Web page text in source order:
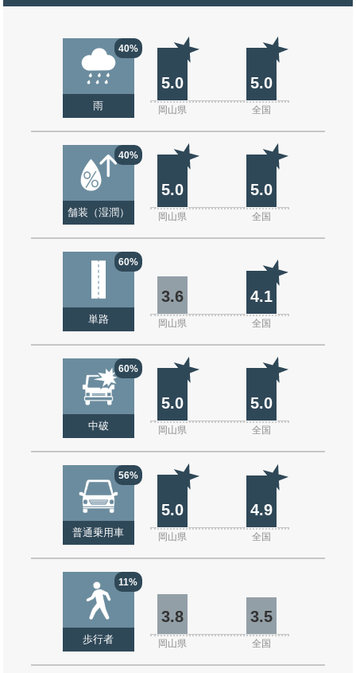
40%
雨
5.0 5.0
岡山県 全国
40%
舗装（湿潤）
5.0 5.0
岡山県 全国
60%
単路
3.6 4.1
岡山県 全国
60%
中破
5.0 5.0
岡山県 全国
56%
普通乗用車
5.0 4.9
岡山県 全国
11%
歩行者
3.8 3.5
岡山県 全国